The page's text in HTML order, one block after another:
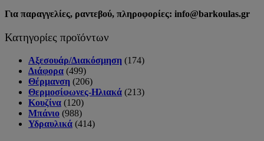
Για παραγγελίες, ραντεβού, πληροφορίες: info@barkoulas.gr
Κατηγορίες προϊόντων
Αξεσουάρ/Διακόσμηση (174)
Διάφορα (499)
Θέρμανση (206)
Θερμοσίφωνες-Ηλιακά (213)
Κουζίνα (120)
Μπάνιο (988)
Υδραυλικά (414)